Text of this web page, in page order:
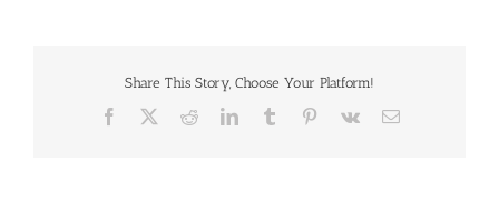
Share This Story, Choose Your Platform!
Facebook RedditLinkedInTumblr Pinterest
Vk Email